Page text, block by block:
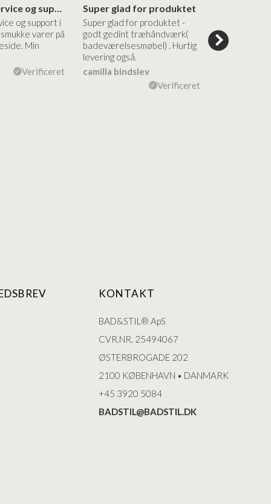
Altid god service og support i forhold…
og support i
varer på
Min
Verificeret
Super glad for produktet
Super glad for produktet -
godt gedint træhåndværk(
badeværelsesmøbel) . Hurtig
levering også.
camilla bindslev
Verificeret
forståelig
nem
KONTAKT
BAD&STIL® ApS
CVR.NR. 25494067
ØSTERBROGADE 202
2100 KØBENHAVN • DANMARK
+45 3920 5084
BADSTIL@BADSTIL.DK